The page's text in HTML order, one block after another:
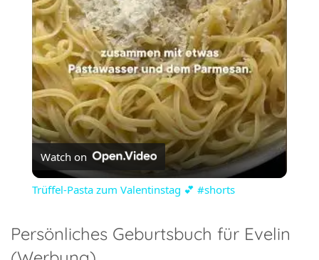
Video
Watch on
Trüffel-Pasta zum Valentinstag 💕 #shorts
Persönliches Geburtsbuch für Evelin